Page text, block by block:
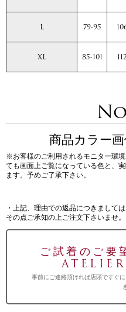
L 79-95
XL 85-101
商品カラー
※お客様のご利用されるモニター環
ても画面上ご覧になっている色と、
ます。予めご了承下さい。
・上記、理由での返品につきまして
その点ご承知の上ご注文下さいませ。
ご試着のご
事前にご連絡頂ければ店頭ですぐ